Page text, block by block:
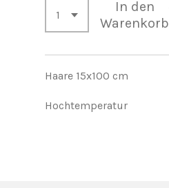
In den
Warenkorb
Haare 15x100 cm
Hochtemperatur